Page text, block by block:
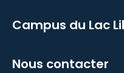
Campus du Lac
Nous contacter